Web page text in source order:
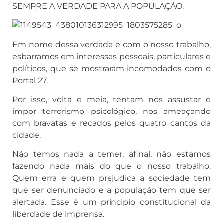
SEMPRE A VERDADE PARA A POPULAÇÃO.
Em nome dessa verdade e com o nosso trabalho,
esbarramos em interesses pessoais, particulares e
políticos, que se mostraram incomodados com o
Portal 27.
Por isso, volta e meia, tentam nos assustar e
impor terrorismo psicológico, nos ameaçando
com bravatas e recados pelos quatro cantos da
cidade.
Não temos nada a temer, afinal, não estamos
fazendo nada mais do que o nosso trabalho.
Quem erra e quem prejudica a sociedade tem
que ser denunciado e a população tem que ser
alertada. Esse é um principio constitucional da
liberdade de imprensa.